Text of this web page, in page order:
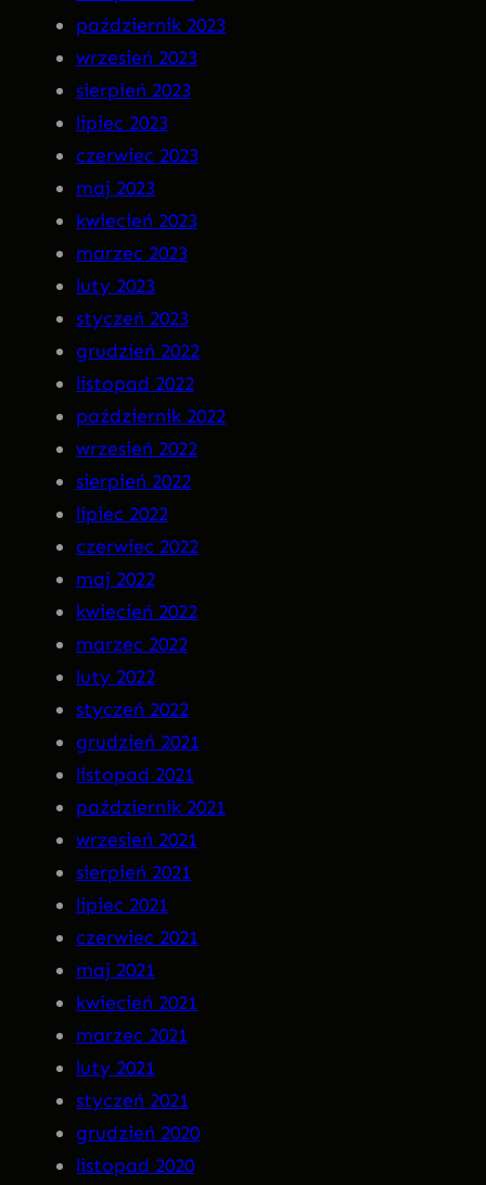
październik 2023
wrzesień 2023
sierpień 2023
lipiec 2023
czerwiec 2023
maj 2023
kwiecień 2023
marzec 2023
luty 2023
styczeń 2023
grudzień 2022
listopad 2022
październik 2022
wrzesień 2022
sierpień 2022
lipiec 2022
czerwiec 2022
maj 2022
kwiecień 2022
marzec 2022
luty 2022
styczeń 2022
grudzień 2021
listopad 2021
październik 2021
wrzesień 2021
sierpień 2021
lipiec 2021
czerwiec 2021
maj 2021
kwiecień 2021
marzec 2021
luty 2021
styczeń 2021
grudzień 2020
listopad 2020